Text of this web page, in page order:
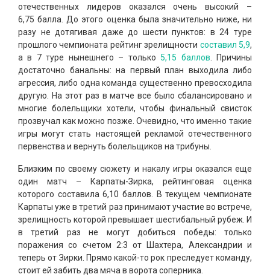
отечественных лидеров оказался очень высокий –
6,75 балла. До этого оценка была значительно ниже, ни
разу не дотягивая даже до шести пунктов: в 24 туре
прошлого чемпионата рейтинг зрелищности составил 5,9,
а в 7 туре нынешнего – только 5,15 баллов. Причины
достаточно банальны: на первый план выходила либо
агрессия, либо одна команда существенно превосходила
другую. На этот раз в матче все было сбалансировано и
многие болельщики хотели, чтобы финальный свисток
прозвучал как можно позже. Очевидно, что именно такие
игры могут стать настоящей рекламой отечественного
первенства и вернуть болельщиков на трибуны.
Близким по своему сюжету и накалу игры оказался еще
один матч – Карпаты-Зирка, рейтинговая оценка
которого составила 6,10 баллов. В текущем чемпионате
Карпаты уже в третий раз принимают участие во встрече,
зрелищность которой превышает шестибальный рубеж. И
в третий раз не могут добиться победы: только
поражения со счетом 2:3 от Шахтера, Александрии и
теперь от Зирки. Прямо какой-то рок преследует команду,
стоит ей забить два мяча в ворота соперника.